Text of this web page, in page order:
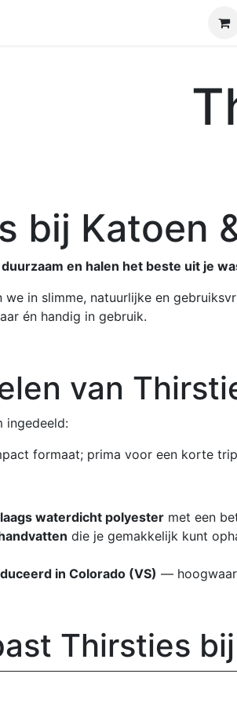
bij Katoen
en halen het beste uit je
we in slimme, natuurlijke en
én handig in gebruik.
van
ingedeeld:
formaat; prima voor een korte
waterdicht polyester met een
die je gemakkelijk kunt
in Colorado (VS) —
Thirsties